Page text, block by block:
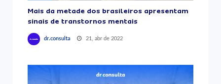
Mais da metade dos brasileiros apresentam
sinais de transtornos mentais
dr.consulta 21, abr de 2022